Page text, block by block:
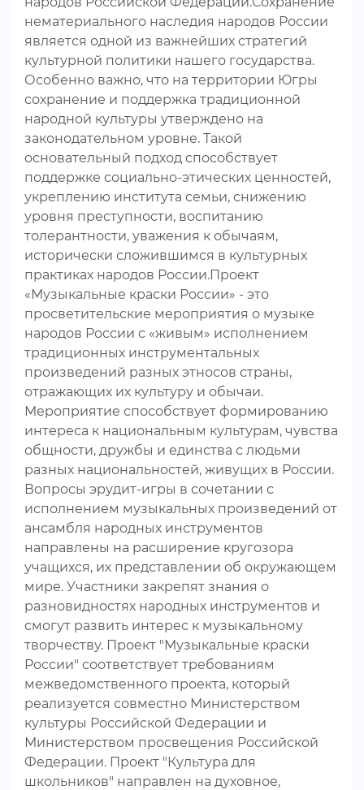
нематериального наследия народов России
является одной из важнейших стратегий
культурной политики нашего государства.
Особенно важно, что на территории Югры
сохранение и поддержка традиционной
народной культуры утверждено на
законодательном уровне. Такой
основательный подход способствует
поддержке социально-этических ценностей,
укреплению института семьи, снижению
уровня преступности, воспитанию
толерантности, уважения к обычаям,
исторически сложившимся в культурных
практиках народов России.Проект
«Музыкальные краски России» - это
просветительские мероприятия о музыке
народов России с «живым» исполнением
традиционных инструментальных
произведений разных этносов страны,
отражающих их культуру и обычаи.
Мероприятие способствует формированию
интереса к национальным культурам, чувства
общности, дружбы и единства с людьми
разных национальностей, живущих в России.
Вопросы эрудит-игры в сочетании с
исполнением музыкальных произведений от
ансамбля народных инструментов
направлены на расширение кругозора
учащихся, их представлении об окружающем
мире. Участники закрепят знания о
разновидностях народных инструментов и
смогут развить интерес к музыкальному
творчеству. Проект "Музыкальные краски
России" соответствует требованиям
межведомственного проекта, который
реализуется совместно Министерством
культуры Российской Федерации и
Министерством просвещения Российской
Федерации. Проект "Культура для
школьников" направлен на духовное,